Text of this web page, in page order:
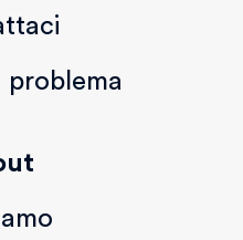
problema